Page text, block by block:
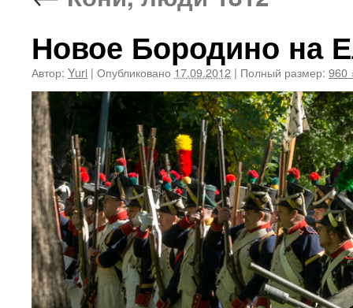
Новое Бородино на
Автор: Yuri | Опубликовано 17.09.2012 | Полный размер: 960